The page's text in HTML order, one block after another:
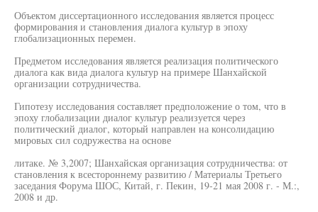
Объектом диссертационного исследования является процесс
формирования и становления диалога культур в эпоху
глобализационных перемен.
Предметом исследования является реализация политического
диалога как вида диалога культур на примере Шанхайской
организации сотрудничества.
Гипотезу исследования составляет предположение о том, что в
эпоху глобализации диалог культур реализуется через
политический диалог, который направлен на консолидацию
мировых сил содружества на основе
литаке. № 3,2007; Шанхайская организация сотрудничества: от
становления к всестороннему развитию / Материалы Третьего
заседания Форума ШОС, Китай, г. Пекин, 19-21 мая 2008 г. - М.:,
2008 и др.